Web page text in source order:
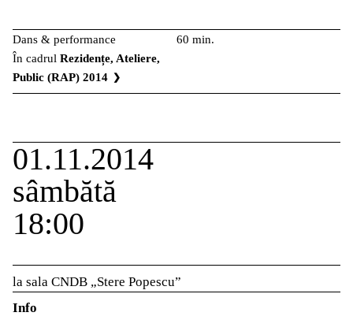
Dans & performance
În cadrul Rezidențe, Ateliere,
Public (RAP) 2014
60 min.
01.11.2014
sâmbătă
18:00
la sala CNDB „Stere Popescu”
Info